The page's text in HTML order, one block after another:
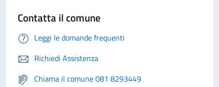
Contatta il comune
Leggi le domande frequenti
Richiedi Assistenza
Chiama il comune 081 8293449